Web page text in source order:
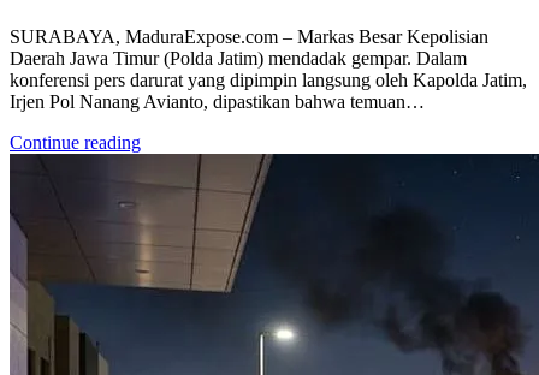
SURABAYA, MaduraExpose.com – Markas Besar Kepolisian
Daerah Jawa Timur (Polda Jatim) mendadak gempar. Dalam
konferensi pers darurat yang dipimpin langsung oleh Kapolda Jatim,
Irjen Pol Nanang Avianto, dipastikan bahwa temuan…
Continue reading